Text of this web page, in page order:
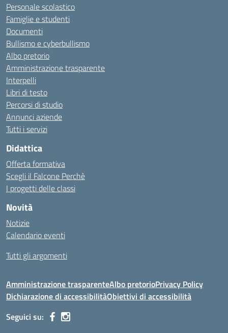
Personale scolastico
Famiglie e studenti
Documenti
Bullismo e cyberbullismo
Albo pretorio
Amministrazione trasparente
Interpelli
Libri di testo
Percorsi di studio
Annunci aziende
Tutti i servizi
Didattica
Offerta formativa
Scegli il Falcone Perchè
I progetti delle classi
Novità
Notizie
Calendario eventi
Tutti gli argomenti
Amministrazione trasparenteAlbo pretorioPrivacy Policy
Dichiarazione di accessibilitàObiettivi di accessibilità
Seguici su: